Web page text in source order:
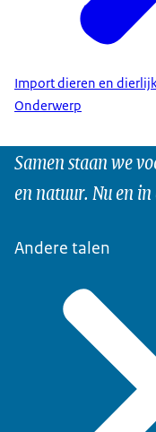
Import dieren en
Onderwerp
Samen staan we
en natuur. Nu en
Andere talen